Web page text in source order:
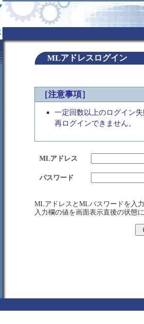
MLアドレスログイン
［注意事項］
一定回数以上のログイン
再ログインできません。
MLアドレス
パスワード
MLアドレスとMLパスワードを入
入力欄の値を画面表示直後の状態